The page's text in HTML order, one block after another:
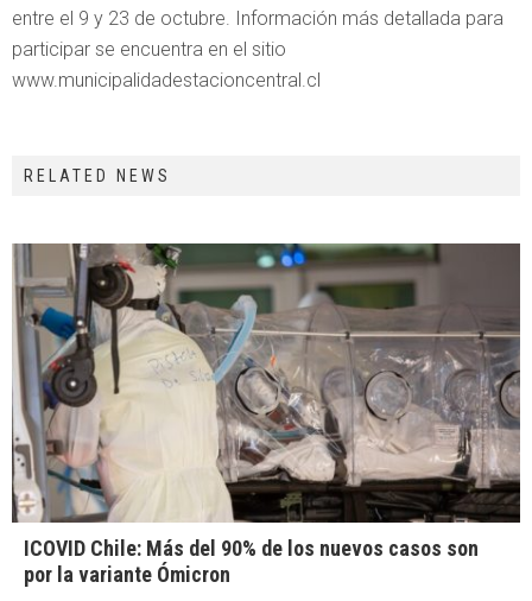
entre el 9 y 23 de octubre. Información más detallada para
participar se encuentra en el sitio
www.municipalidadestacioncentral.cl
RELATED NEWS
ICOVID Chile: Más del 90% de los nuevos casos son
por la variante Ómicron